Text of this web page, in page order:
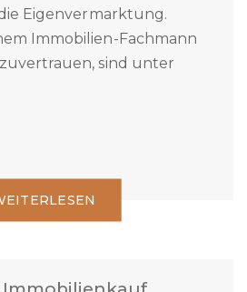
entscheiden sich für
ausgewiesenen
Eigenvermarktung.
Immobilien-Fachmann